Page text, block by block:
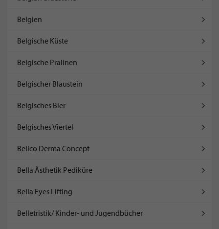
Belgien
Belgische Küste
Belgische Pralinen
Belgischer Blaustein
Belgisches Bier
Belgisches Viertel
Belico Derma Concept
Bella Ästhetik Pediküre
Bella Eyes Lifting
Belletristik/ Kinder- und Jugendbücher